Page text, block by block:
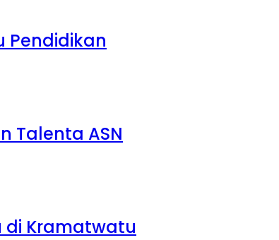
Pendidikan
Talenta ASN
di Kramatwatu